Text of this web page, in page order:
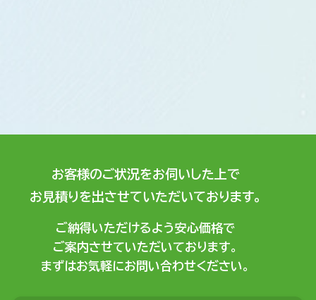
お客様のご状況をお伺いした上で
お見積りを出させていただいております。
ご納得いただけるよう安心価格で
ご案内させていただいております。
まずはお気軽にお問い合わせください。